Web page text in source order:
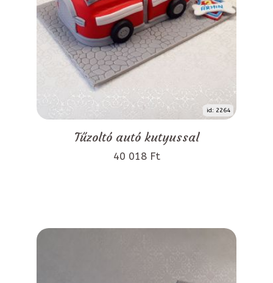
id: 2264
Tűzoltó autó kutyussal
40 018 Ft